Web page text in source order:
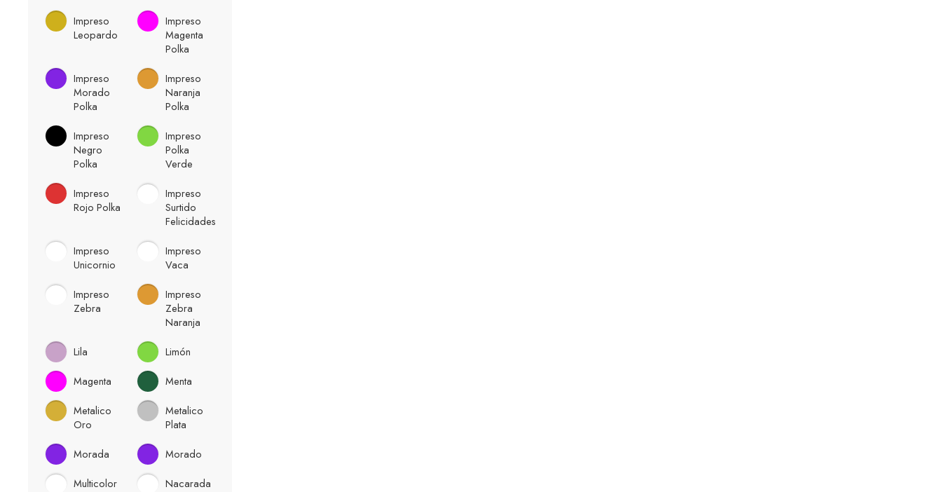
Impreso
Leopardo
Impreso
Magenta
Polka
Impreso
Morado
Polka
Impreso
Naranja
Polka
Impreso
Negro
Polka
Impreso
Polka
Verde
Impreso
Rojo Polka
Impreso
Surtido
Felicidades
Impreso
Unicornio
Impreso
Vaca
Impreso
Zebra
Impreso
Zebra
Naranja
Lila
Limón
Magenta
Menta
Metalico
Oro
Metalico
Plata
Morada
Morado
Multicolor
Nacarada